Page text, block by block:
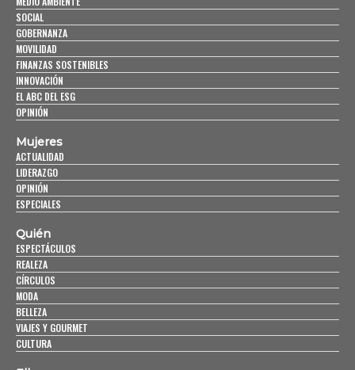
SOCIAL
GOBERNANZA
MOVILIDAD
FINANZAS SOSTENIBLES
INNOVACIÓN
EL ABC DEL ESG
OPINIÓN
Mujeres
ACTUALIDAD
LIDERAZGO
OPINIÓN
ESPECIALES
Quién
ESPECTÁCULOS
REALEZA
CÍRCULOS
MODA
BELLEZA
VIAJES Y GOURMET
CULTURA